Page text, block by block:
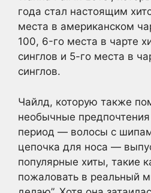
года стал настоящим
места в американском
100, 6-го места в чарте
синглов и 5-го места в
синглов.
Чайлд, которую также
необычные
период — волосы с
цепочка для носа —
популярные хиты, такие
пожаловать в реальный